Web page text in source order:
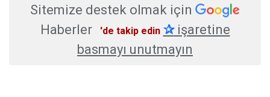
Sitemize destek olmak için
Haberler
'de takip edin ✰işaretine
basmayı unutmayın